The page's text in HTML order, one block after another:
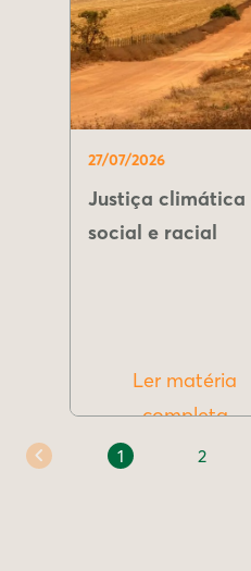
27/07/2026
Justiça climática
social e racial
Ler matéria
completa
1 2